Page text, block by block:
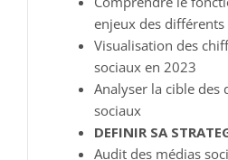
enjeux des
Visualisation des
sociaux en 2023
Analyser la cible des
sociaux
DEFINIR SA
Audit des médias